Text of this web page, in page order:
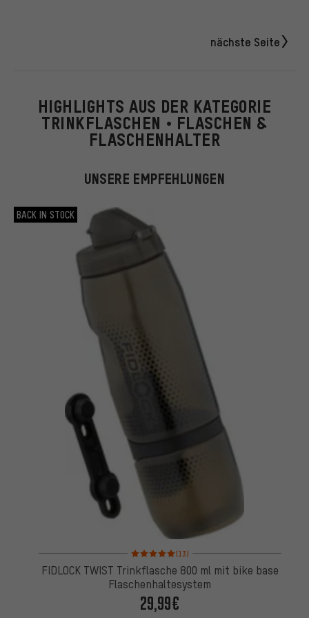
nächste Seite
HIGHLIGHTS AUS DER KATEGORIE
TRINKFLASCHEN • FLASCHEN &
FLASCHENHALTER
UNSERE EMPFEHLUNGEN
BACK IN STOCK
Bewertungen: 5 von 5 basierend auf 13
(13)
FIDLOCK TWIST Trinkflasche 800 ml mit bike base
Flaschenhaltesystem
29,99€